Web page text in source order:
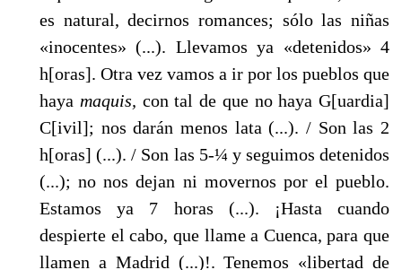
es natural, decirnos romances; sólo las niñas
«inocentes» (...). Llevamos ya «detenidos» 4
h[oras]. Otra vez vamos a ir por los pueblos que
haya maquis, con tal de que no haya G[uardia]
C[ivil]; nos darán menos lata (...). / Son las 2
h[oras] (...). / Son las 5-¼ y seguimos detenidos
(...); no nos dejan ni movernos por el pueblo.
Estamos ya 7 horas (...). ¡Hasta cuando
despierte el cabo, que llame a Cuenca, para que
llamen a Ma­drid (...)!. Tenemos «libertad de